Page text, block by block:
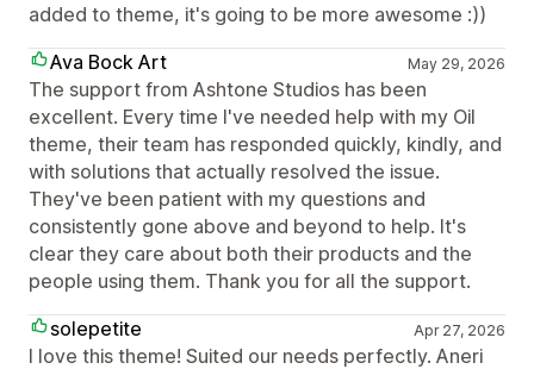
added to theme, it's going to be more awesome :))
Ava Bock Art
May 29, 2026
The support from Ashtone Studios has been
excellent. Every time I've needed help with my Oil
theme, their team has responded quickly, kindly, and
with solutions that actually resolved the issue.
They've been patient with my questions and
consistently gone above and beyond to help. It's
clear they care about both their products and the
people using them. Thank you for all the support.
solepetite
Apr 27, 2026
I love this theme! Suited our needs perfectly. Aneri